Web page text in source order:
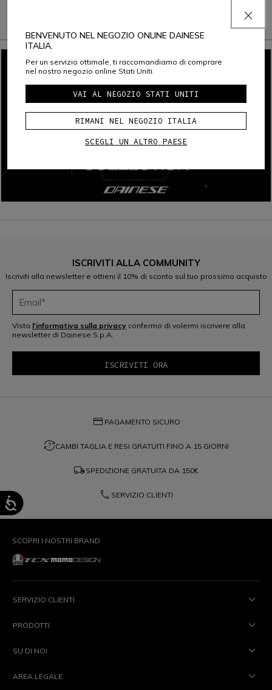
ISCRIVITI ALLA COMMUNITY
Iscriviti alla newsletter e ottieni il 10% di sconto sul tuo prossimo acquisto
Vista l'informativa sulla privacy confermo di volermi iscrivere alla
newsletter di Dainese S.p.A.
credit_card PAGAMENTO SICURO
question_exchangeCAMBI TAGLIA E RESI GRATUITI FINO A 15 GIORNI
local_shipping SPEDIZIONE GRATUITA DA 150€
phone SERVIZIO CLIENTI
SCOPRI I NOSTRI BRAND
SERVIZIO CLIENTI
PRODOTTI
SU DI NOI
AREA LEGALE
BENVENUTO NEL NEGOZIO ONLINE DAINESE
ITALIA.
Per un servizio ottimale, ti raccomandiamo di comprare
nel nostro negozio online Stati Uniti.
VAI AL NEGOZIO STATI UNITI
RIMANI NEL NEGOZIO ITALIA
SCEGLI UN ALTRO PAESE